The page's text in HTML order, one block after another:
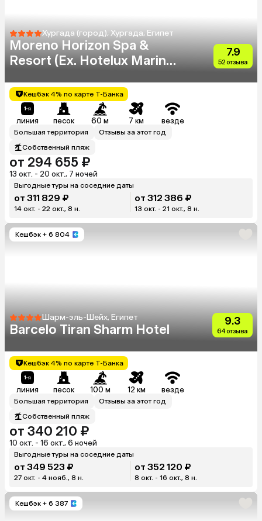
Хургада (город), Хургада, Египет
Moreno Horizon Spa &
Resort (Ex. Hotelux Marina
7.9
52 отзыва
Кешбэк 4% по карте Т-Банка
линия песок 60 м 7 км везде
Большая территория
Отзывы за этот год
Собственный пляж
от 294 655 ₽
13 окт. - 20 окт., 7 ночей
Выгодные туры на соседние даты
от 311 829 ₽
14 окт. - 22 окт., 8 н.
от 312 386 ₽
13 окт. - 21 окт., 8 н.
Кешбэк + 6 804
Шарм-эль-Шейх, Египет
Barcelo Tiran Sharm Hotel
9.3
64 отзыва
Кешбэк 4% по карте Т-Банка
линия песок 100 м 12 км везде
Большая территория
Отзывы за этот год
Собственный пляж
от 340 210 ₽
10 окт. - 16 окт., 6 ночей
Выгодные туры на соседние даты
от 349 523 ₽
27 окт. - 4 нояб., 8 н.
от 352 120 ₽
8 окт. - 16 окт., 8 н.
Кешбэк + 6 387